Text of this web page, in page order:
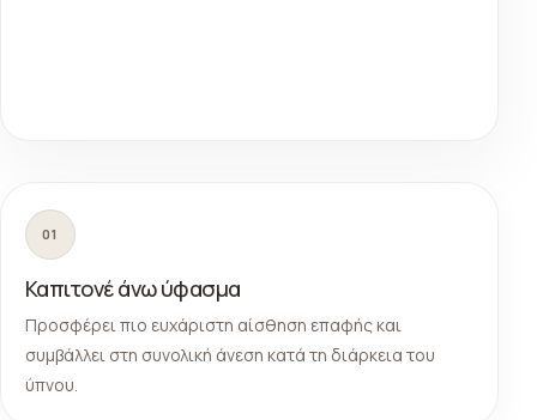
01
Καπιτονέ άνω ύφασμα
Προσφέρει πιο ευχάριστη αίσθηση επαφής και
συμβάλλει στη συνολική άνεση κατά τη διάρκεια του
ύπνου.